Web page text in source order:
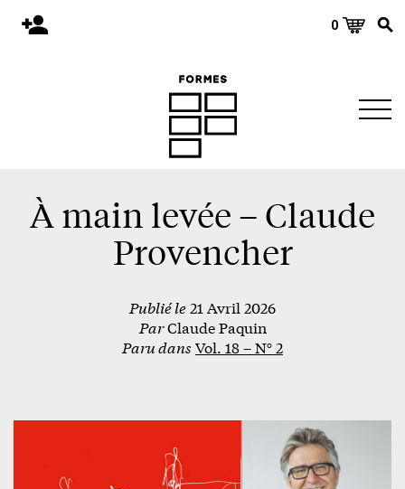
0
Objets
Matériaux
Environnement
Événements et conférences
À main levée – Claude
Provencher
Publié le21 Avril 2026
ParClaude Paquin
Paru dans Vol. 18 – N° 2